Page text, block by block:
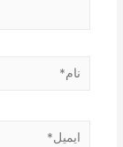
نام*
ایمیل*